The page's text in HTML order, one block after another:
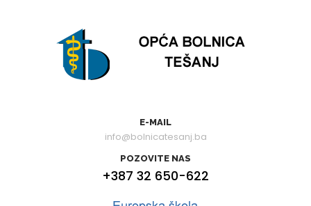
E-MAIL
info@bolnicatesanj.ba
POZOVITE NAS
+387 32 650-622